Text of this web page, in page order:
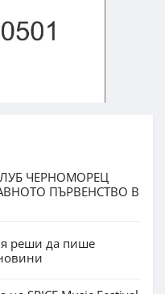
ЧЕРНОМОРЕЦ
ПЪРВЕНСТВО В
реши да пише